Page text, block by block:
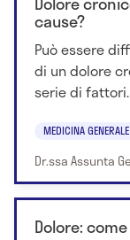
cause?
Può essere
di un dolore
serie di
MEDICINA GENERALE
Dr.ssa Assunta
Dolore: